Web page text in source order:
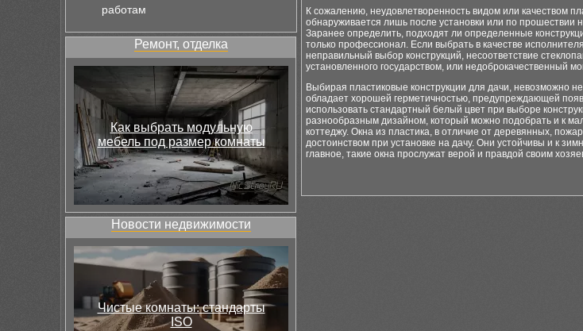
работам
Ремонт, отделка
Как выбрать модульную
мебель под размер комнаты
Новости недвижимости
Чистые комнаты: стандарты
ISO
К сожалению, неудовлетворенность видом или качеством
обнаруживается лишь после установки или по прошествии
Заранее определить, подходят ли определенные
только профессионал. Если выбрать в качестве
неправильный выбор конструкций, несоответствие
установленного государством, или недоброкачественный
Выбирая пластиковые конструкции для дачи, невозможно
обладает хорошей герметичностью, предупреждающей
использовать стандартный белый цвет при выборе
разнообразным дизайном, который можно подобрать и к
коттеджу. Окна из пластика, в отличие от деревянных,
достоинством при установке на дачу. Они устойчивы и к
главное, такие окна прослужат верой и правдой своим